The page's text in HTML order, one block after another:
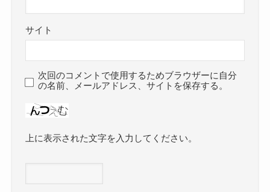
サイト
次回のコメントで使用するためブラウザーに自分
の名前、メールアドレス、サイトを保存する。
上に表示された文字を入力してください。